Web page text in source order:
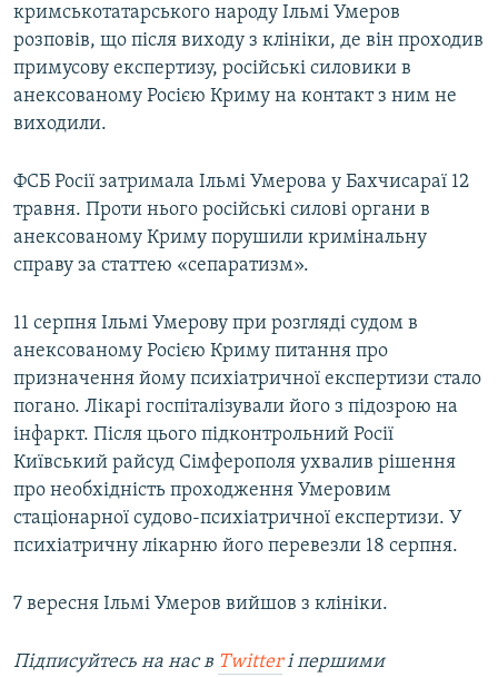
кримськотатарського народу Ільмі Умеров
розповів, що після виходу з клініки, де він проходив
примусову експертизу, російські силовики в
анексованому Росією Криму на контакт з ним не
виходили.
ФСБ Росії затримала Ільмі Умерова у Бахчисараї 12
травня. Проти нього російські силові органи в
анексованому Криму порушили кримінальну
справу за статтею «сепаратизм».
11 серпня Ільмі Умерову при розгляді судом в
анексованому Росією Криму питання про
призначення йому психіатричної експертизи стало
погано. Лікарі госпіталізували його з підозрою на
інфаркт. Після цього підконтрольний Росії
Київський райсуд Сімферополя ухвалив рішення
про необхідність проходження Умеровим
стаціонарної судово-психіатричної експертизи. У
психіатричну лікарню його перевезли 18 серпня.
7 вересня Ільмі Умеров вийшов з клініки.
Підписуйтесь на наc в Twitterі першими